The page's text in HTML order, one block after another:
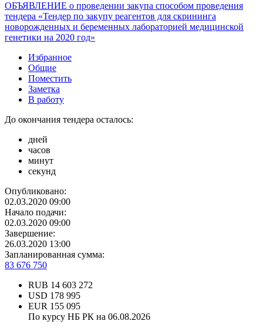
ОБЪЯВЛЕНИЕ о проведении закупа способом проведения
тендера «Тендер по закупу реагентов для скрининга
новорожденных и беременных лабораторией медицинской
генетики на 2020 год»
Избранное
Общие
Поместить
Заметка
В работу
До окончания тендера осталось:
дней
часов
минут
секунд
Опубликовано:
02.03.2020 09:00
Начало подачи:
02.03.2020 09:00
Завершение:
26.03.2020 13:00
Запланированная сумма:
83 676 750
RUB 14 603 272
USD 178 995
EUR 155 095
По курсу НБ РК на 06.08.2026